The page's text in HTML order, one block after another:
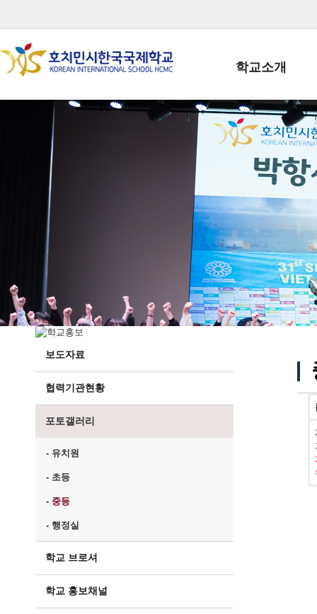
학교소개
학교장인사말
학생회장인사말
학교상징
학교 CI
교직원현황
학생현황
위치/전화
전경사진
보도자료
협력기관현황
포토갤러리
- 유치원
- 초등
- 중등
- 행정실
학교 브로셔
학교 홍보채널